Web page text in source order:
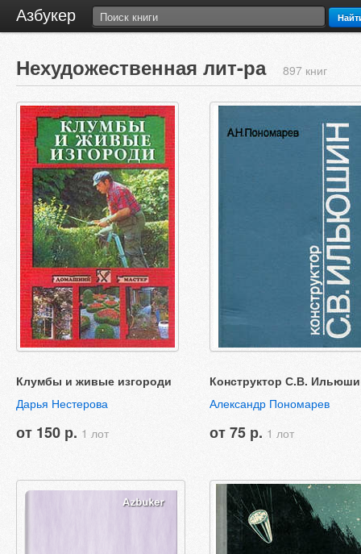
Азбукер
Нехудожественная лит-ра 897 книг
Клумбы и живые изгороди
Дарья Нестерова
от 150 р. 1 лот
Конструктор С.В.
Александр Пономарев
от 75 р. 1 лот